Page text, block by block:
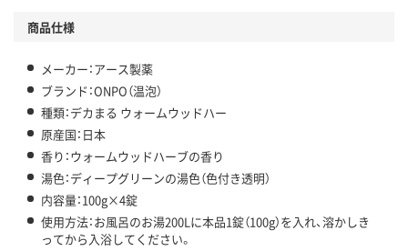
商品仕様
メーカー：アース製薬
ブランド：ONPO（温泡）
種類：デカまる ウォームウッドハー
原産国：日本
香り：ウォームウッドハーブの香り
湯色：ディープグリーンの湯色（色付き透明）
内容量：100g×4錠
使用方法：お風呂のお湯200Lに本品1錠（100g）を入れ、溶かしき
ってから入浴してください。